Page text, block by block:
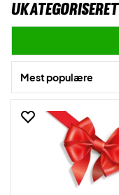
Ukategoriseret
Mest populære